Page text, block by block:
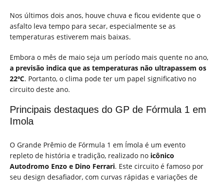
Nos últimos dois anos, houve chuva e ficou evidente que o
asfalto leva tempo para secar, especialmente se as
temperaturas estiverem mais baixas.
Embora o mês de maio seja um período mais quente no ano,
a previsão indica que as temperaturas não ultrapassem os
22ºC. Portanto, o clima pode ter um papel significativo no
circuito deste ano.
Principais destaques do GP de Fórmula 1 em
Imola
O Grande Prêmio de Fórmula 1 em Ímola é um evento
repleto de história e tradição, realizado no icônico
Autodromo Enzo e Dino Ferrari. Este circuito é famoso por
seu design desafiador, com curvas rápidas e variações de